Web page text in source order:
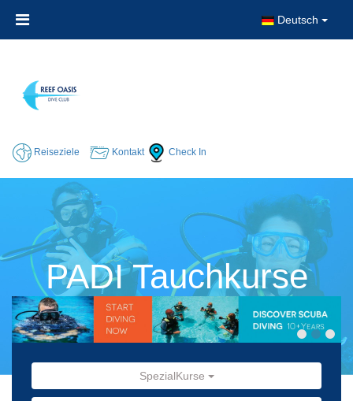
Deutsch
Reiseziele Kontakt Check In
PADI Tauchkurse
SpezialKurse